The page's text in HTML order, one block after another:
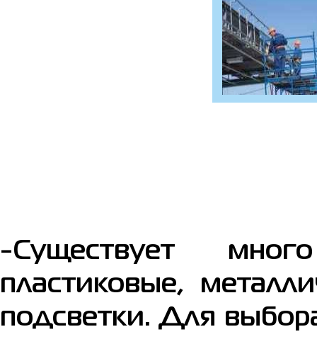
-Существует
пластиковые,
подсветки. Для